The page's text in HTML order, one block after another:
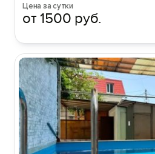
Цена за сутки
от 1500 руб.